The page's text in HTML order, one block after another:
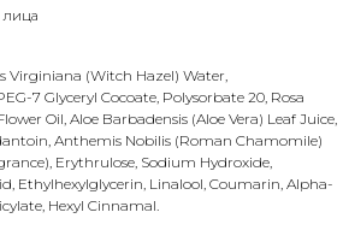
Virginiana (Witch Hazel) Water,
7 Glyceryl Cocoate, Polysorbate 20, Rosa
Oil, Aloe Barbadensis (Aloe Vera) Leaf Juice,
Anthemis Nobilis (Roman Chamomile)
Erythrulose, Sodium Hydroxide,
Ethylhexylglycerin, Linalool, Coumarin, Alpha-
Hexyl Cinnamal.